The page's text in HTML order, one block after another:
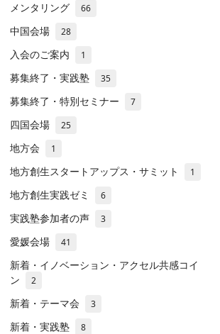
メンタリング 66
中国会場 28
入会のご案内 1
募集終了・実践塾 35
募集終了・特別セミナー 7
四国会場 25
地方会 1
地方創生スタートアップス・サミット 1
地方創生実践ゼミ 6
実践塾参加者の声 3
愛媛会場 41
新着・イノベーション・アクセル共感コイ
ン
2
新着・テーマ会 3
新着・実践塾 8